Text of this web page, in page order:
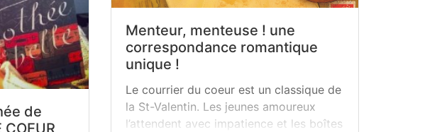
de
Menteur, menteuse ! une
correspondance romantique
unique !
Le courrier du coeur est un classique de
la St-Valentin. Les jeunes amoureux
l’attendent avec impatience et les boîtes